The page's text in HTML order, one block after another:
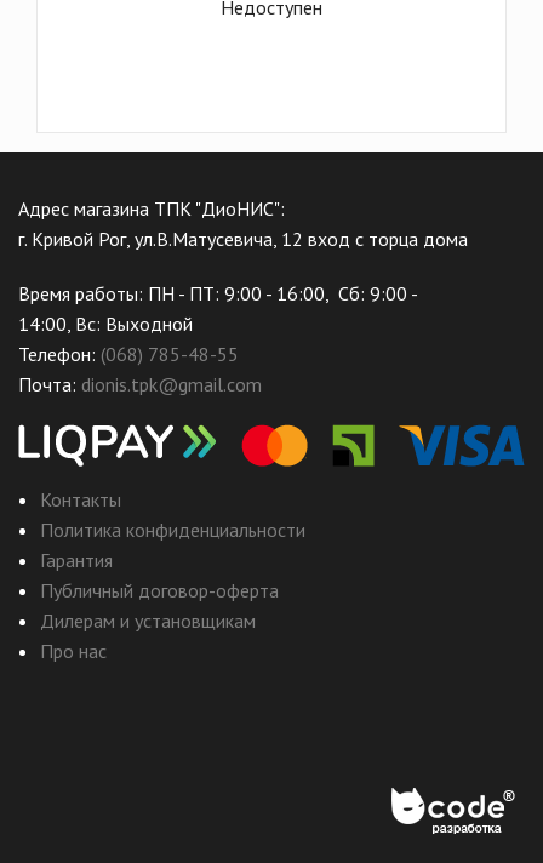
Недоступен
Адрес магазина ТПК "ДиоНИС":
г. Кривой Рог, ул.В.Матусевича, 12 вход с торца дома
Время работы: ПН - ПТ: 9:00 - 16:00, Сб: 9:00 -
14:00, Вс: Выходной
Телефон: (068) 785-48-55
Почта: dionis.tpk@gmail.com
Контакты
Политика конфиденциальности
Гарантия
Публичный договор-оферта
Дилерам и установщикам
Про нас